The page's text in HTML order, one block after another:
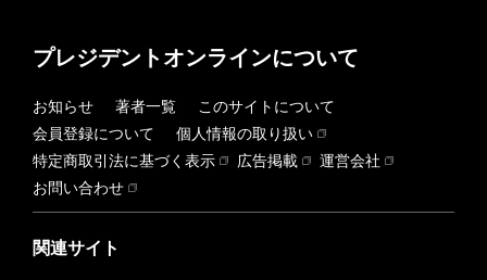
プレジデントオンラインについて
お知らせ 著者一覧
このサイトについて
会員登録について
個人情報の取り扱い
特定商取引法に基づく表示
広告掲載
運営会社
お問い合わせ
関連サイト